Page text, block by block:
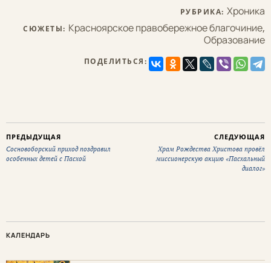
РУБРИКА: Хроника
СЮЖЕТЫ: Красноярское правобережное благочиние,
Образование
ПОДЕЛИТЬСЯ:
ПРЕДЫДУЩАЯ
Сосновоборский приход поздравил
особенных детей с Пасхой
СЛЕДУЮЩАЯ
Храм Рождества Христова провёл
миссионерскую акцию «Пасхальный
диалог»
КАЛЕНДАРЬ